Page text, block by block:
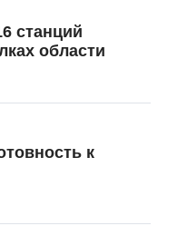
станций
области
к